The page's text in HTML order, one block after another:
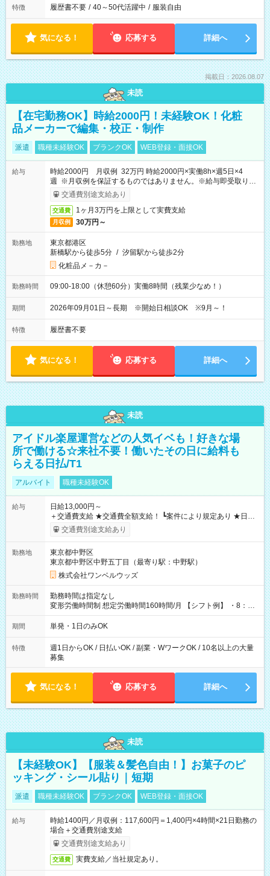
特徴 履歴書不要 / 40～50代活躍中 / 服装自由
気になる！ 応募する 詳細へ
掲載日：2026.08.07
未読
【在宅勤務OK】時給2000円！未経験OK！化粧
品メーカーで編集・校正・制作
派遣 職種未経験OK ブランクOK WEB登録・面接OK
給与
時給2000円 月収例 32万円 時給2000円×実働8h×週5日×4
週 ※月収例を保証するものではありません。※給与即受取りサ
ービス利用可（利用条件有）
交通費別途支給あり
交通費 1ヶ月3万円を上限として実費支給
月収例 30万円～
勤務地
東京都港区
新橋駅から徒歩5分 / 汐留駅から徒歩2分
化粧品メ－カ－
勤務時間 09:00-18:00（休憩60分）実働8時間（残業少なめ！）
期間 2026年09月01日～長期 ※開始日相談OK ※9月～！
特徴 履歴書不要
気になる！ 応募する 詳細へ
未読
アイドル楽屋運営などの人気イベも！好きな場
所で働ける☆来社不要！働いたその日に給料も
らえる日払/T1
アルバイト 職種未経験OK
給与
日給13,000円～
＋交通費支給 ★交通費全額支給！ ┗案件により規定あり ★日払
いOK！（規定あり） ┗働いたその日に現金GET♪ お仕事後はコ
ンビニATMから 日払い分を引き落とせます！ 【試用期間】試
交通費別途支給あり
勤務地
東京都中野区
東京都中野区中野五丁目（最寄り駅：中野駅）
株式会社ワンベルウッズ
勤務時間
勤務時間は指定なし
変形労働時間制 想定労働時間160時間/月 【シフト例】 ・8：00
～21：00
期間 単発・1日のみOK
特徴
週1日からOK / 日払いOK / 副業・WワークOK / 10名以上の大量
募集
気になる！ 応募する 詳細へ
未読
【未経験OK】【服装＆髪色自由！】お菓子のピ
ッキング・シール貼り｜短期
派遣 職種未経験OK ブランクOK WEB登録・面接OK
給与
時給1400円／月収例：117,600円＝1,400円×4時間×21日勤務の
場合＋交通費別途支給
交通費別途支給あり
交通費 実費支給／当社規定あり。